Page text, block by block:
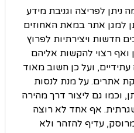
לפריצה וגניבת מידע
למגן אתר במאת האחוזים
חדשות ויצירתיות לפרוץ
ואף רצוי להקשות אליהם
ועל כן חשוב מאוד
אתרים. על מנת לנסות
וכמו גם ליצור דרך מהירה
אף אחד לא רוצה
עדיף להזהר ולא